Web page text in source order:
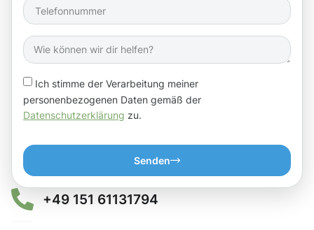
Ich stimme der Verarbeitung meiner
personenbezogenen Daten gemäß der
Datenschutzerklärung zu.
Senden
+49 151 61131794